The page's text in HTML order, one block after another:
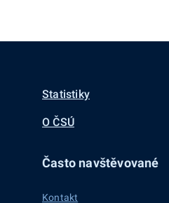
Statistiky
O ČSÚ
Často navštěvované
Kontakt